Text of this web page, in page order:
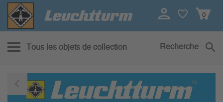
0
Tous les objets de collection Recherche